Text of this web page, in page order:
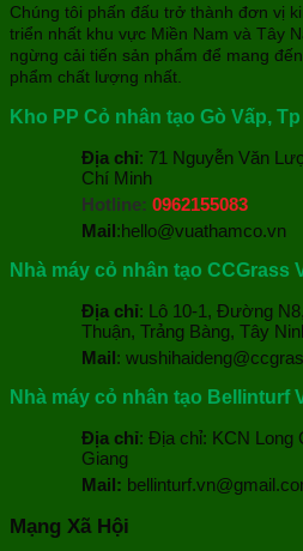
Chúng tôi phấn đấu trở thành đơn vị
triển nhất khu vực Miền Nam và Tây
ngừng cải tiến sản phẩm để mang
phẩm chất lượng nhất.
Kho PP Cỏ nhân tạo Gò Vấp,
Địa chỉ: 71 Nguyễn Văn
Chí Minh
Hotline: 0962155083
Mail:hello@vuathamco.vn
Nhà máy cỏ nhân tạo CCGrass
Địa chỉ: Lô 10-1, Đường
Thuận, Trảng Bàng, Tây
Mail:
Nhà máy cỏ nhân tạo Bellinturf
Địa chỉ: Địa chỉ: KCN Long
Giang
Mail:
Mạng Xã Hội